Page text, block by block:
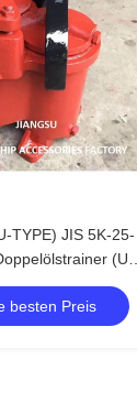
TYPE) JIS 5K-25-
(U-
besten Preis